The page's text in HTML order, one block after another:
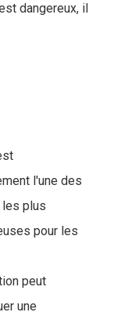
dangereux, il
l'une des
plus
pour les
peut
une